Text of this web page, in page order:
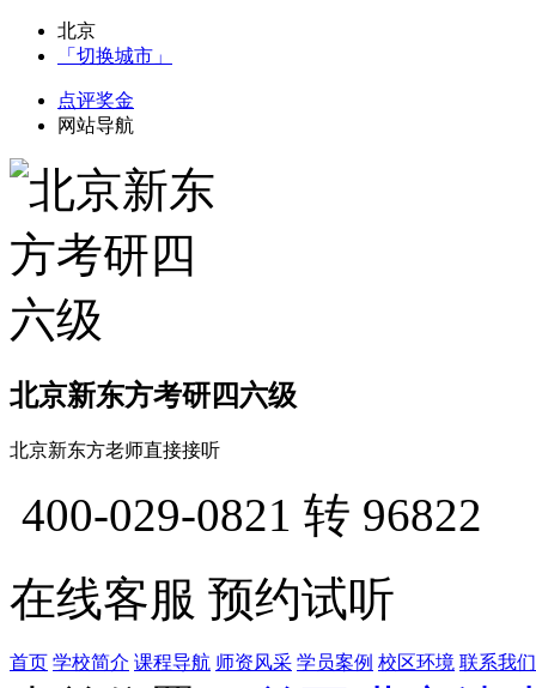
北京
「切换城市」
点评奖金
网站导航
北京新东方考研四六级
北京新东方老师直接接听
400-029-0821 转 96822
在线客服 预约试听
首页 学校简介 课程导航 师资风采 学员案例 校区环境 联系我们